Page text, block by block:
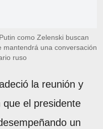
como Zelenski buscan
una conversación
ruso
la reunión y
el presidente
un